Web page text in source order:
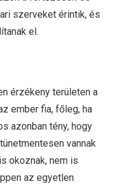
szerveket érintik, és
el.
érzékeny területen a
ember fia, főleg, ha
azonban tény, hogy
vannak
okoznak, nem is
az egyetlen